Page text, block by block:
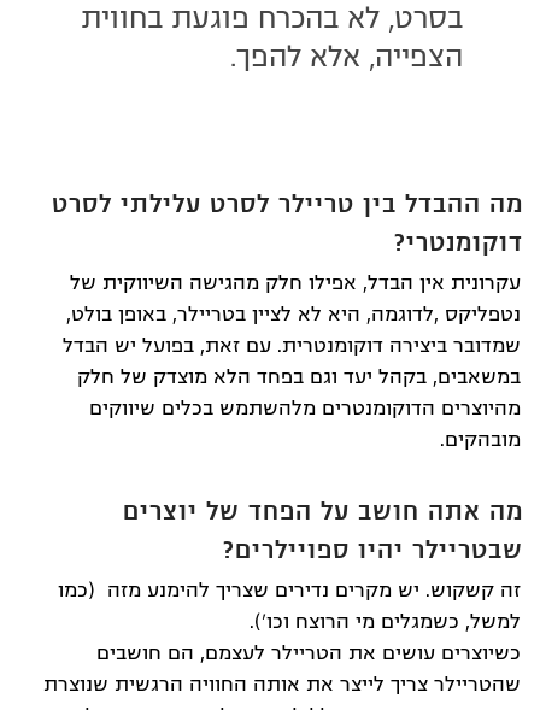
בסרט, לא בהכרח פוגעת בחווית
הצפייה, אלא להפך.
מה ההבדל בין טריילר לסרט עלילתי לסרט
דוקומנטרי?
עקרונית אין הבדל, אפילו חלק מהגישה השיווקית של
נטפליקס ,לדוגמה, היא לא לציין בטריילר, באופן בולט,
שמדובר ביצירה דוקומנטרית. עם זאת, בפועל יש הבדל
במשאבים, בקהל יעד וגם בפחד הלא מוצדק של חלק
מהיוצרים הדוקומנטרים מלהשתמש בכלים שיווקים
מובהקים.
מה אתה חושב על הפחד של יוצרים
שבטריילר יהיו ספויילרים?
זה קשקוש. יש מקרים נדירים שצריך להימנע מזה (כמו
למשל, כשמגלים מי הרוצח וכו').
כשיוצרים עושים את הטריילר לעצמם, הם חושבים
שהטריילר צריך לייצר את אותה החוויה הרגשית שנוצרת